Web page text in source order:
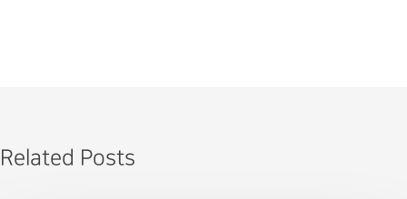
Related Posts